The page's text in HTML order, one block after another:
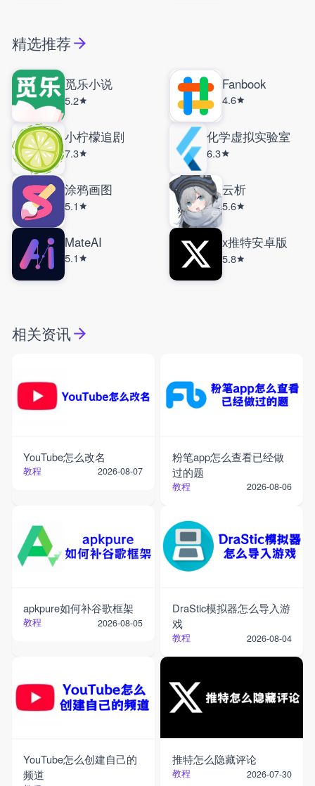
精选推荐
觅乐小说
5.2
Fanbook
4.6
小柠檬追剧
7.3
化学虚拟实验室
6.3
涂鸦画图
5.1
云析
5.6
MateAI
5.1
x推特安卓版
5.8
相关资讯
YouTube怎么改名
教程 2026-08-07
粉笔app怎么查看已经做
过的题
教程 2026-08-06
apkpure如何补谷歌框架
教程 2026-08-05
DraStic模拟器怎么导入游
戏
教程 2026-08-04
YouTube怎么创建自己的
频道
推特怎么隐藏评论
教程 2026-07-30